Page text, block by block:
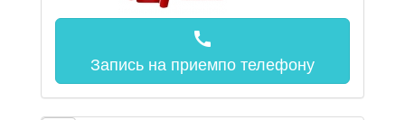
call
Запись на приемпо телефону